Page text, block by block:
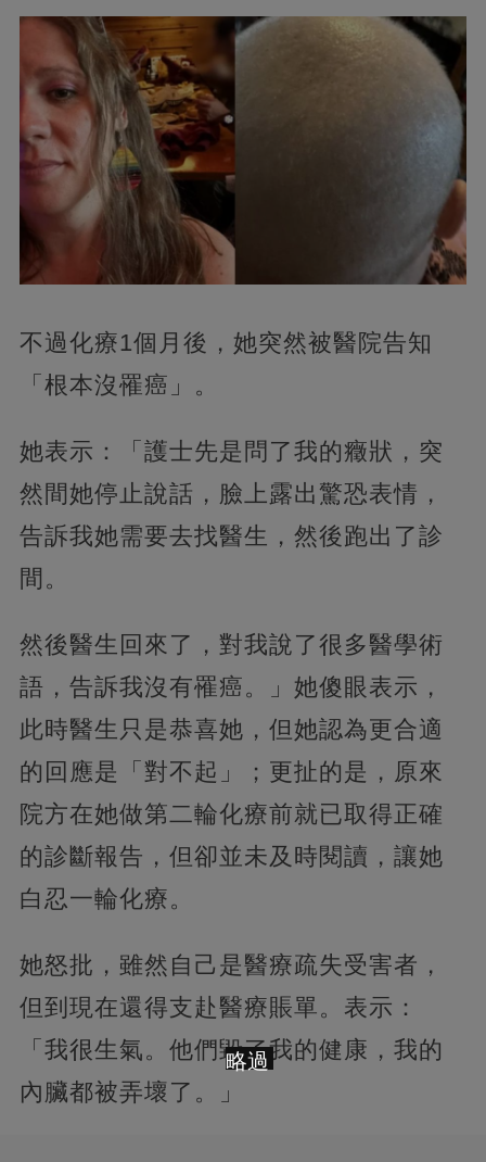
不過化療1個月後，她突然被醫院告知
「根本沒罹癌」。
她表示：「護士先是問了我的癥狀，突
然間她停止說話，臉上露出驚恐表情，
告訴我她需要去找醫生，然後跑出了診
間。
然後醫生回來了，對我說了很多醫學術
語，告訴我沒有罹癌。」她傻眼表示，
此時醫生只是恭喜她，但她認為更合適
的回應是「對不起」；更扯的是，原來
院方在她做第二輪化療前就已取得正確
的診斷報告，但卻並未及時閱讀，讓她
白忍一輪化療。
她怒批，雖然自己是醫療疏失受害者，
但到現在還得支赴醫療賬單。表示：
「我很生氣。他們毀了我的健康，我的
內臟都被弄壞了。」
略過